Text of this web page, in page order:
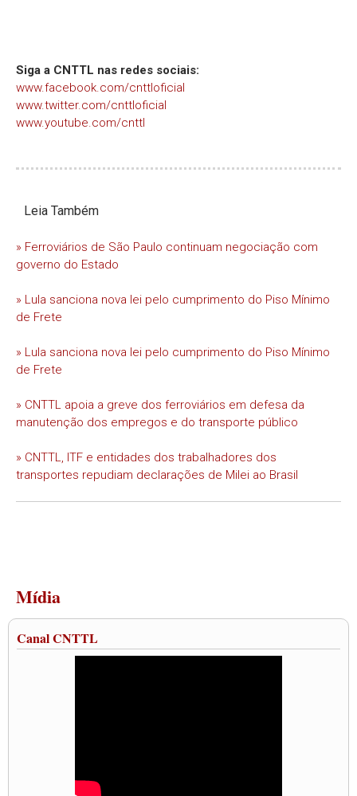
Siga a CNTTL nas redes sociais:
www.facebook.com/cnttloficial
www.twitter.com/cnttloficial
www.youtube.com/cnttl
Leia Também
» Ferroviários de São Paulo continuam negociação com
governo do Estado
» Lula sanciona nova lei pelo cumprimento do Piso Mínimo
de Frete
» Lula sanciona nova lei pelo cumprimento do Piso Mínimo
de Frete
» CNTTL apoia a greve dos ferroviários em defesa da
manutenção dos empregos e do transporte público
» CNTTL, ITF e entidades dos trabalhadores dos
transportes repudiam declarações de Milei ao Brasil
Mídia
Canal CNTTL